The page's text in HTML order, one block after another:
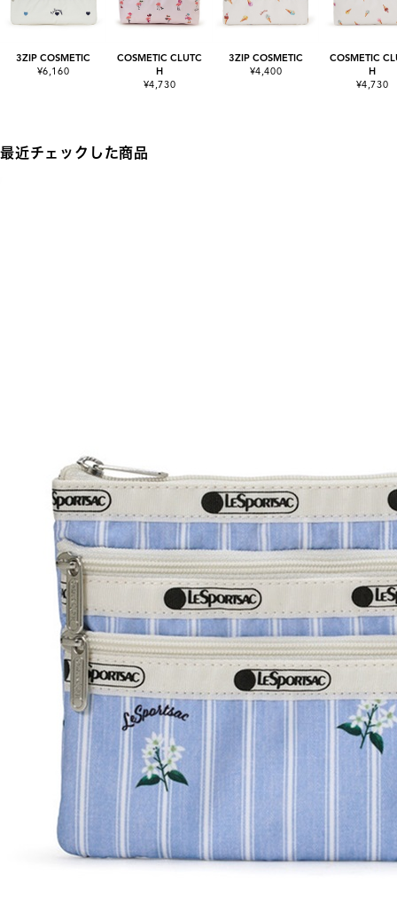
3ZIP COSMETIC
¥6,160
COSMETIC CLUTC
H
¥4,730
3ZIP COSMETIC
¥4,400
COSMETIC
H
¥4,730
最近チェックした商品